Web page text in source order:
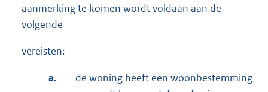
aanmerking te komen wordt voldaan aan de
volgende
vereisten:
a.
de woning heeft een woonbestemming